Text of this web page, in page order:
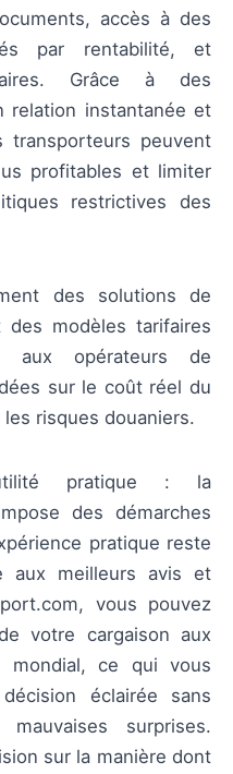
accès à des
par rentabilité, et
Grâce à des
relation instantanée et
peuvent
profitables et limiter
restrictives des
des solutions de
modèles tarifaires
aux opérateurs de
sur le coût réel du
risques douaniers.
pratique : la
des démarches
pratique reste
aux meilleurs avis et
vous pouvez
votre cargaison aux
mondial, ce qui vous
éclairée sans
surprises.
sur la manière dont